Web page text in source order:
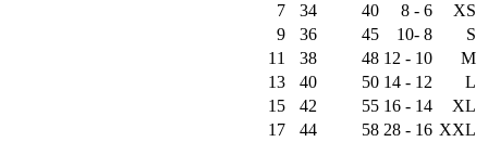
XS
6 - 8
40
34
7
S
8 -10
45
36
9
M
10 - 12
48
38
11
L
12 - 14
50
40
13
XL
14 - 16
55
42
15
XXL
16 - 28
58
44
17